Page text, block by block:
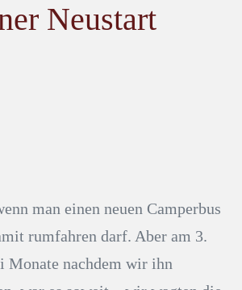
Neustart
man einen neuen Camperbus
rumfahren darf. Aber am 3.
Monate nachdem wir ihn